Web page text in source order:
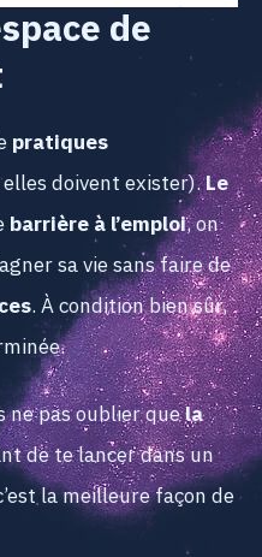
de
pratiques
elles doivent exister).Le
barrière à l’emploi, on
sa vie sans faire de
. À condition bien sûr,
ne pas oublier quela
de te lancer dans un
la meilleure façon de